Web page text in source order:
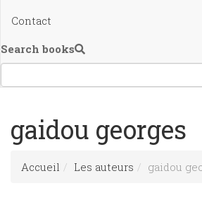
Contact
Search books
gaidou georges
Accueil Les auteurs gaidou